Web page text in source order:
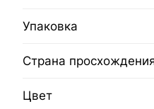
Упаковка
Страна
Цвет